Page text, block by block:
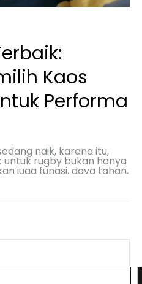
Kaos
Performa
naik, karena itu,
rugby bukan hanya
juga fungsi, daya tahan,
akan membahas